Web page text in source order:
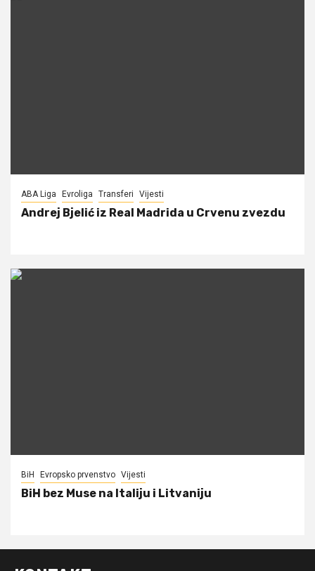
ABA Liga Evroliga Transferi Vijesti
Andrej Bjelić iz Real Madrida u Crvenu zvezdu
BiH Evropsko prvenstvo Vijesti
BiH bez Muse na Italiju i Litvaniju